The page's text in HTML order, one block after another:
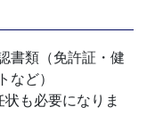
書類（免許証・健
ど）
も必要になりま